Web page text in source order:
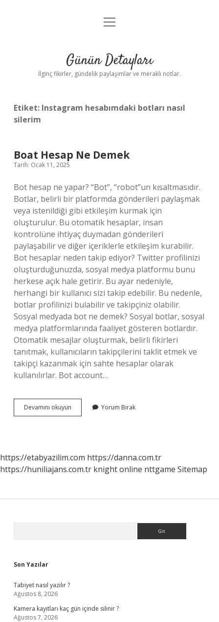
Gizlilik Politikası
Yasal Uyarı
menüyü
Günün Detayları
İlginç fikirler, gündelik paylaşımlar ve meraklı notlar.
Etiket: Instagram hesabımdaki botları nasıl
silerim
Boat Hesap Ne Demek
Tarih: Ocak 11, 2025
Bot hesap ne yapar? “Bot”, “robot”un kısaltmasıdır.
Botlar, belirli bir platformda gönderileri paylaşmak
veya istenildiği gibi etkileşim kurmak için
oluşturulur. Bu otomatik hesaplar, insan
kontrolüne ihtiyaç duymadan gönderileri
paylaşabilir ve diğer içeriklerle etkileşim kurabilir.
Bot hesaplar neden takip ediyor? Twitter profilinizi
oluşturduğunuzda, sosyal medya platformu bunu
herkese açık hale getirir. Bu ayar nedeniyle,
herhangi bir kullanıcı sizi takip edebilir. Bu nedenle,
botlar profilinizi bulabilir ve takipçiniz olabilir.
Sosyal medyada bot ne demek? Sosyal botlar, sosyal
medya platformlarında faaliyet gösteren botlardır.
Otomatik mesajlar oluşturmak, belirli fikirleri
tanıtmak, kullanıcıların takipçilerini taklit etmek ve
takipçi kazanmak için sahte hesaplar olarak
kullanılırlar. Bot account…
Devamını okuyun
Hesap
Yorum Bırak
https://etabyazilim.com https://danna.com.tr
https://huniliajans.com.tr knight online nttgame Sitemap
Son Yazılar
Tabiyet nasıl yazılır ?
Ağustos 8, 2026
Kamera kayıtları kaç gün içinde silinir ?
Ağustos 7, 2026